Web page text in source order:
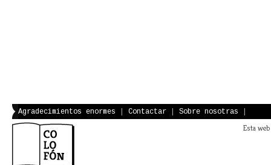
Agradecimientos enormes Contactar Sobre nosotras
Esta